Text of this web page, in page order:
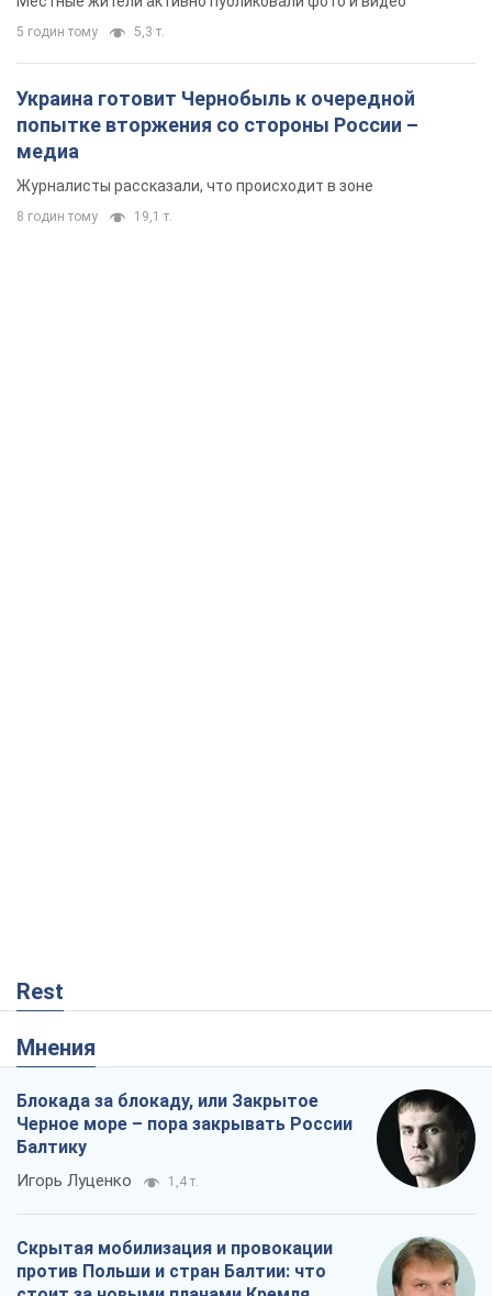
5 годин тому 5,3 т.
Украина готовит Чернобыль к очередной
попытке вторжения со стороны России –
медиа
Журналисты рассказали, что происходит в зоне
8 годин тому 19,1 т.
Rest
Мнения
Блокада за блокаду, или Закрытое
Черное море – пора закрывать России
Балтику
Игорь Луценко 1,4 т.
Скрытая мобилизация и провокации
против Польши и стран Балтии: что